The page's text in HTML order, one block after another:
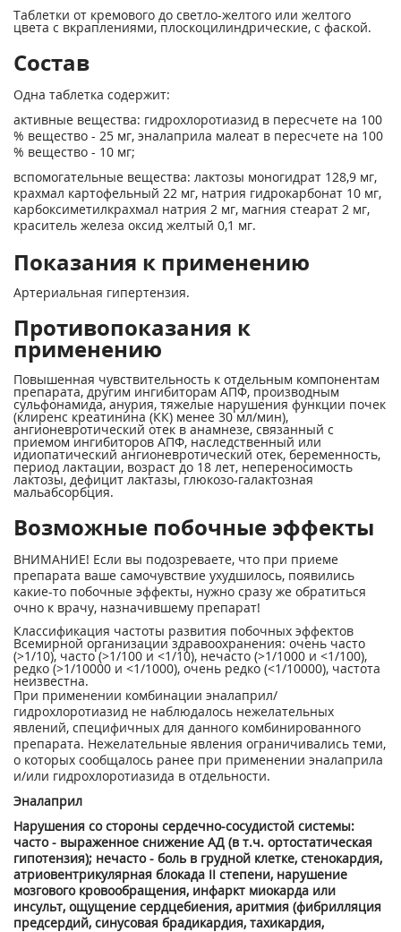
Таблетки от кремового до светло-желтого или желтого
цвета с вкраплениями, плоскоцилиндрические, с фаской.
Состав
Одна таблетка содержит:
активные вещества: гидрохлоротиазид в пересчете на 100
% вещество - 25 мг, эналаприла малеат в пересчете на 100
% вещество - 10 мг;
вспомогательные вещества: лактозы моногидрат 128,9 мг,
крахмал картофельный 22 мг, натрия гидрокарбонат 10 мг,
карбоксиметилкрахмал натрия 2 мг, магния стеарат 2 мг,
краситель железа оксид желтый 0,1 мг.
Показания к применению
Артериальная гипертензия.
Противопоказания к
применению
Повышенная чувствительность к отдельным компонентам
препарата, другим ингибиторам АПФ, производным
сульфонамида, анурия, тяжелые нарушения функции почек
(клиренс креатинина (КК) менее 30 мл/мин),
ангионевротический отек в анамнезе, связанный с
приемом ингибиторов АПФ, наследственный или
идиопатический ангионевротический отек, беременность,
период лактации, возраст до 18 лет, непереносимость
лактозы, дефицит лактазы, глюкозо-галактозная
мальабсорбция.
Возможные побочные эффекты
ВНИМАНИЕ! Если вы подозреваете, что при приеме
препарата ваше самочувствие ухудшилось, появились
какие-то побочные эффекты, нужно сразу же обратиться
очно к врачу, назначившему препарат!
Классификация частоты развития побочных эффектов
Всемирной организации здравоохранения: очень часто
(>1/10), часто (>1/100 и <1/10), нечасто (>1/1000 и <1/100),
редко (>1/10000 и <1/1000), очень редко (<1/10000), частота
неизвестна.
При применении комбинации эналаприл/
гидрохлоротиазид не наблюдалось нежелательных
явлений, специфичных для данного комбинированного
препарата. Нежелательные явления ограничивались теми,
о которых сообщалось ранее при применении эналаприла
и/или гидрохлоротиазида в отдельности.
Эналаприл
Нарушения со стороны сердечно-сосудистой системы:
часто - выраженное снижение АД (в т.ч. ортостатическая
гипотензия); нечасто - боль в грудной клетке, стенокардия,
атриовентрикулярная блокада II степени, нарушение
мозгового кровообращения, инфаркт миокарда или
инсульт, ощущение сердцебиения, аритмия (фибрилляция
предсердий, синусовая брадикардия, тахикардия,